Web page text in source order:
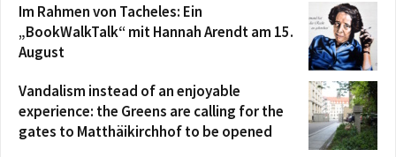
Im Rahmen von Tacheles: Ein
„BookWalkTalk“ mit Hannah Arendt am 15.
August
Vandalism instead of an enjoyable
experience: the Greens are calling for the
gates to Matthäikirchhof to be opened